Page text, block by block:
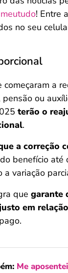
! Entre
no seu
começaram a
ou
terão o
.
a correção
do benefício até
a variação
que garante
em
Me